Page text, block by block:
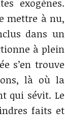
exogènes.
mettre à nu,
dans un
à plein
s’en trouve
là où la
qui sévit. Le
faits et